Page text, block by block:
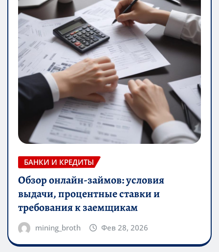
БАНКИ И КРЕДИТЫ
Обзор онлайн-займов: условия
выдачи, процентные ставки и
требования к заемщикам
mining_broth Фев 28, 2026